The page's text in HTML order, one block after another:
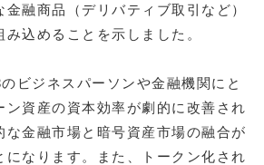
融商品（デリバティブ取引など）
込めることを示しました。
ビジネスパーソンや金融機関にと
ン資産の資本効率が劇的に改善され
な金融市場と暗号資産市場の融合が
になります。また、トークン化され